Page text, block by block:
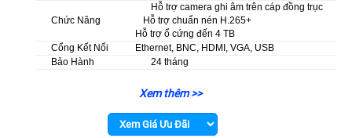
Chức Năng
Hỗ trợ camera ghi âm trên cáp đồng trục
Hỗ trợ chuẩn nén H.265+
Hỗ trợ ổ cứng đến 4 TB
Cổng Kết Nối
Ethernet, BNC, HDMI, VGA, USB
Bảo Hành
24 tháng
Xem thêm >>